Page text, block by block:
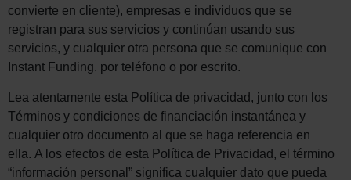
convierte en cliente), empresas e individuos que se
registran para sus servicios y continúan usando sus
servicios, y cualquier otra persona que se comunique con
Instant Funding. por teléfono o por escrito.
Lea atentamente esta Política de privacidad, junto con los
Términos y condiciones de financiación instantánea y
cualquier otro documento al que se haga referencia en
ella. A los efectos de esta Política de Privacidad, el término
“información personal” significa cualquier dato que pueda